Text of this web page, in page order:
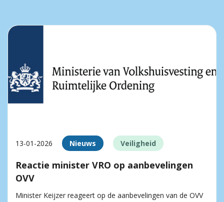
13-01-2026 Nieuws Veiligheid
Reactie minister VRO op aanbevelingen
OVV
Minister Keijzer reageert op de aanbevelingen van de OVV